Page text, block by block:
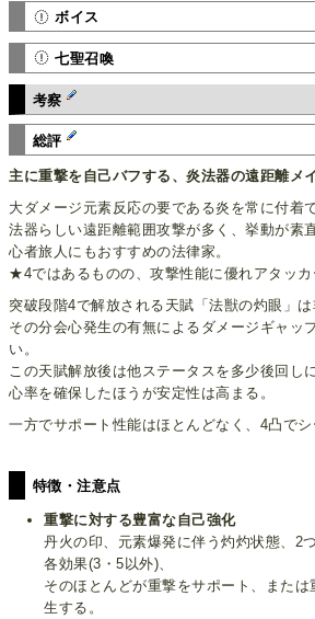
ボイス
七聖召喚
考察
総評
主に重撃を自己バフする、炎法器の遠距離メ
大ダメージ元素反応の要である炎を常に付着
法器らしい遠距離範囲攻撃が多く、挙動が素
心者旅人にもおすすめの法律家。
★4ではあるものの、攻撃性能に優れアタッカ
突破段階4で解放される天賦「法獣の灼眼」は
その分会心発生の有無によるダメージギャッ
い。
この天賦解放後は他ステータスを多少後回し
心率を確保したほうが安定性は高まる。
一方でサポート性能はほとんどなく、4凸でシ
特徴・注意点
重撃に対する豊富な自己強化
丹火の印、元素爆発に伴う灼灼状態、2
各効果(3・5以外)、
そのほとんどが重撃をサポート、また
生する。